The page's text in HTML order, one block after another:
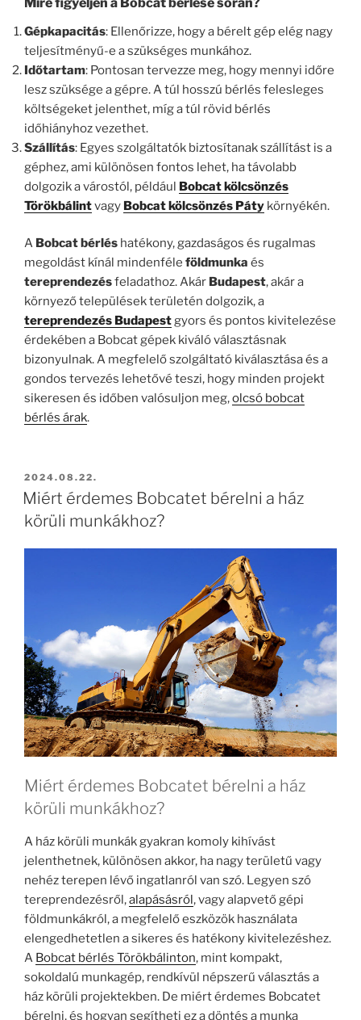
Gépkapacitás: Ellenőrizze, hogy a bérelt gép elég nagy
teljesítményű-e a szükséges munkához.
Időtartam: Pontosan tervezze meg, hogy mennyi időre
lesz szüksége a gépre. A túl hosszú bérlés felesleges
költségeket jelenthet, míg a túl rövid bérlés
időhiányhoz vezethet.
Szállítás: Egyes szolgáltatók biztosítanak szállítást is a
géphez, ami különösen fontos lehet, ha távolabb
dolgozik a várostól, például Bobcat kölcsönzés
Törökbálintvagy Bobcat kölcsönzés Páty környékén.
A Bobcat bérlés hatékony, gazdaságos és rugalmas
megoldást kínál mindenféle földmunka és
tereprendezésfeladathoz. Akár Budapest, akár a
környező települések területén dolgozik, a
tereprendezés Budapestgyors és pontos kivitelezése
érdekében a Bobcat gépek kiváló választásnak
bizonyulnak. A megfelelő szolgáltató kiválasztása és a
gondos tervezés lehetővé teszi, hogy minden projekt
sikeresen és időben valósuljon meg,olcsó bobcat
bérlés árak.
BEKÜLDVE:
2024.08.22.
Miért érdemes Bobcatet bérelni a ház
körüli munkákhoz?
Miért érdemes Bobcatet bérelni a ház
körüli munkákhoz?
A ház körüli munkák gyakran komoly kihívást
jelenthetnek, különösen akkor, ha nagy területű vagy
nehéz terepen lévő ingatlanról van szó. Legyen szó
tereprendezésről,alapásásról, vagy alapvető gépi
földmunkákról, a megfelelő eszközök használata
elengedhetetlen a sikeres és hatékony kivitelezéshez.
A Bobcat bérlés Törökbálinton, mint kompakt,
sokoldalú munkagép, rendkívül népszerű választás a
ház körüli projektekben. De miért érdemes Bobcatet
bérelni, és hogyan segítheti ez a döntés a munka